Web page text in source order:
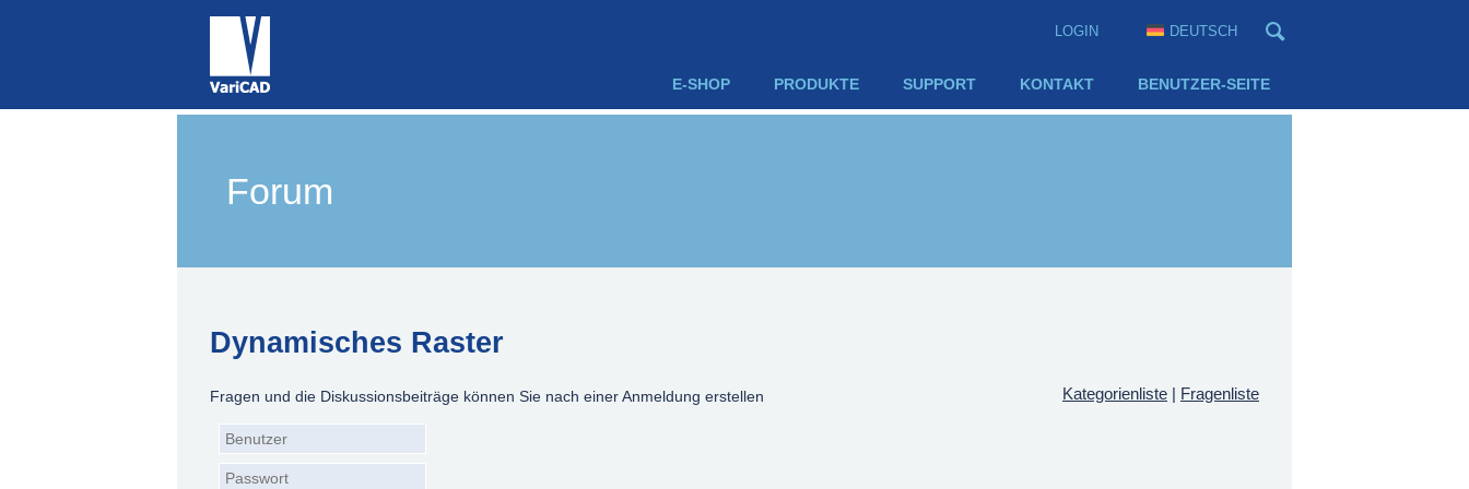
LOGIN DEUTSCH
E-SHOP PRODUKTE SUPPORT KONTAKT BENUTZER-SEITE
Forum
Dynamisches Raster
Kategorienliste | Fragenliste
Fragen und die Diskussionsbeiträge können Sie nach einer Anmeldung erstellen